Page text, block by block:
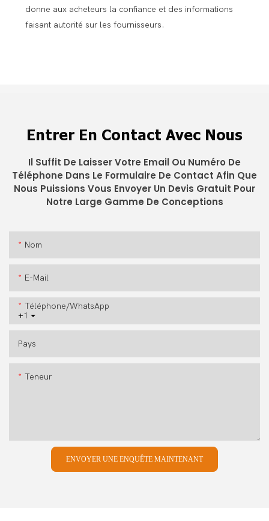
donne aux acheteurs la confiance et des informations
faisant autorité sur les fournisseurs.
Entrer En Contact Avec Nous
Il Suffit De Laisser Votre Email Ou Numéro De
Téléphone Dans Le Formulaire De Contact Afin Que
Nous Puissions Vous Envoyer Un Devis Gratuit Pour
Notre Large Gamme De Conceptions
Nom
E-Mail
+1
Téléphone/WhatsApp
Pays
Teneur
ENVOYER UNE ENQUÊTE MAINTENANT